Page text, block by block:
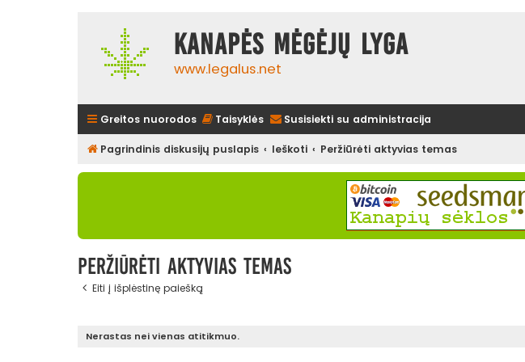
Kanapės mėgėjų lyga
www.legalus.net
Greitos nuorodos Taisyklės Susisiekti su administracija
Pagrindinis diskusijų puslapis Ieškoti Peržiūrėti aktyvias temas
Peržiūrėti aktyvias temas
Eiti į išplėstinę paiešką
Nerastas nei vienas atitikmuo.